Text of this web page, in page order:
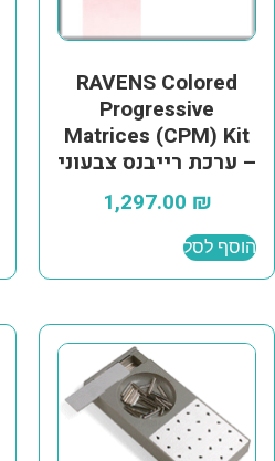
RAVENS Colored
Progressive
Matrices (CPM) Kit
– ערכת רייבנס צבעוני
1,297.00 ₪
הוסף לסל